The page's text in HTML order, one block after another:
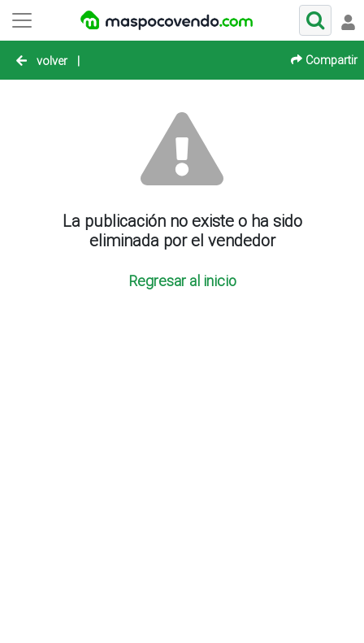
volver | Compartir
La publicación no existe o ha sido
eliminada por el vendedor
Regresar al inicio